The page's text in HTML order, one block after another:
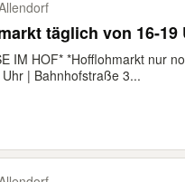
täglich von 16-19
IM HOF* *Hofflohmarkt nur
| Bahnhofstraße 3...